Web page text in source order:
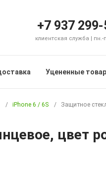
+7 937
клиентская служба | пн.-
Уцененные
iPhone 6 / 6S
Защитное
цвет